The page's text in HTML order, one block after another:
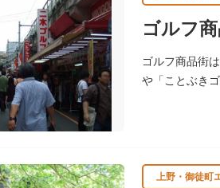
ゴルフ
ゴルフ商品街
や「ことぶき
上野・御徒町